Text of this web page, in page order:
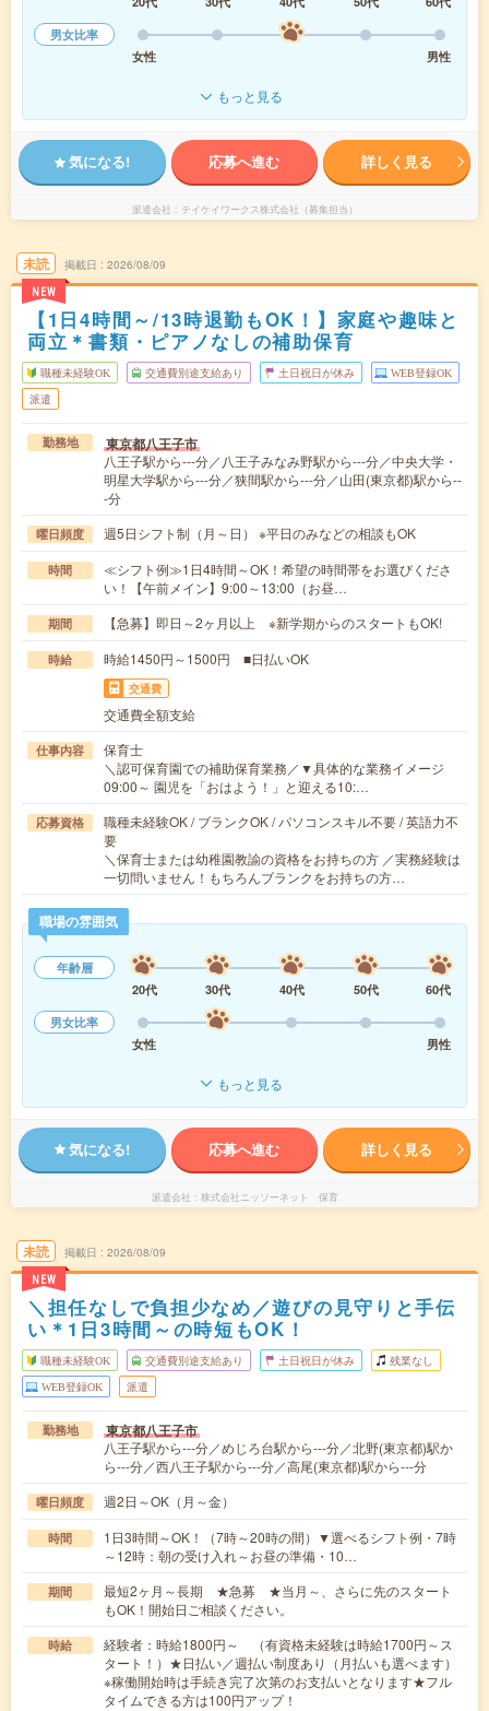
男女比率
女性
男性
もっと見る
気になる! 応募へ進む 詳しく見る
派遣会社 テイケイワークス株式会社（募集担当）
未読
NEW
掲載日 2026/08/09
【1日4時間～/13時退勤もOK！】家庭や趣味と
両立＊書類・ピアノなしの補助保育
職種未経験OK 交通費別途支給あり 土日祝日が休み WEB登録OK
派遣
勤務地 東京都八王子市
八王子駅から---分／八王子みなみ野駅から---分／中央大学・
明星大学駅から---分／狭間駅から---分／山田(東京都)駅から--
-分
曜日頻度 週5日シフト制（月～日） ※平日のみなどの相談もOK
時間
≪シフト例≫1日4時間～OK！希望の時間帯をお選びくださ
い！【午前メイン】9:00～13:00（お昼…
期間 【急募】即日～2ヶ月以上 ※新学期からのスタートもOK!
時給 時給1450円～1500円 ■日払いOK
交通費
交通費全額支給
仕事内容
保育士
＼認可保育園での補助保育業務／▼具体的な業務イメージ
09:00～ 園児を「おはよう！」と迎える10:…
応募資格
職種未経験OK / ブランクOK / パソコンスキル不要 / 英語力不
要
＼保育士または幼稚園教諭の資格をお持ちの方 ／実務経験は
一切問いません！もちろんブランクをお持ちの方…
職場の雰囲気
年齢層
20代
30代 40代 50代
60代
男女比率
女性
男性
もっと見る
気になる! 応募へ進む 詳しく見る
派遣会社 株式会社ニッソーネット 保育
未読
NEW
掲載日 2026/08/09
＼担任なしで負担少なめ／遊びの見守りと手伝
い＊1日3時間～の時短もOK！
職種未経験OK 交通費別途支給あり 土日祝日が休み 残業なし
WEB登録OK 派遣
勤務地 東京都八王子市
八王子駅から---分／めじろ台駅から---分／北野(東京都)駅か
ら---分／西八王子駅から---分／高尾(東京都)駅から---分
曜日頻度 週2日～OK（月～金）
時間
1日3時間～OK！（7時～20時の間）▼選べるシフト例・7時
～12時：朝の受け入れ～お昼の準備・10…
期間
最短2ヶ月～長期 ★急募 ★当月～、さらに先のスタート
もOK！開始日ご相談ください。
時給
経験者：時給1800円～ （有資格未経験は時給1700円～ス
タート！）★日払い／週払い制度あり（月払いも選べます）
※稼働開始時は手続き完了次第のお支払いとなります★フル
タイムできる方は100円アップ！